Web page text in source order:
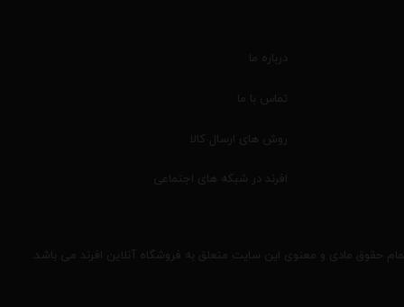
حقوق مادی و معنوی این سایت متعلق به فروشگاه آنلاین افرند می باشد.
درباره ما
تماس با ما
روش های ارسال کالا
افرند در شبکه های اجتماعی